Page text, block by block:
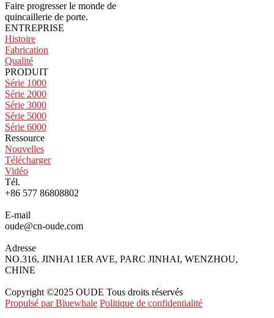
Faire progresser le monde de
quincaillerie de porte.
ENTREPRISE
Histoire
Fabrication
Qualité
PRODUIT
Série 1000
Série 2000
Série 3000
Série 5000
Série 6000
Ressource
Nouvelles
Télécharger
Vidéo
Tél.
+86 577 86808802
E-mail
oude@cn-oude.com
Adresse
NO.316, JINHAI 1ER AVE, PARC JINHAI, WENZHOU,
CHINE
Copyright ©2025 OUDE Tous droits réservés
Propulsé par Bluewhale Politique de confidentialité